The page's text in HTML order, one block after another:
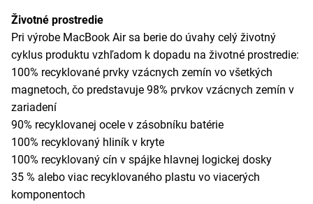
Životné prostredie
Pri výrobe MacBook Air sa berie do úvahy celý životný
cyklus produktu vzhľadom k dopadu na životné prostredie:
100% recyklované prvky vzácnych zemín vo všetkých
magnetoch, čo predstavuje 98% prvkov vzácnych zemín v
zariadení
90% recyklovanej ocele v zásobníku batérie
100% recyklovaný hliník v kryte
100% recyklovaný cín v spájke hlavnej logickej dosky
35 % alebo viac recyklovaného plastu vo viacerých
komponentoch